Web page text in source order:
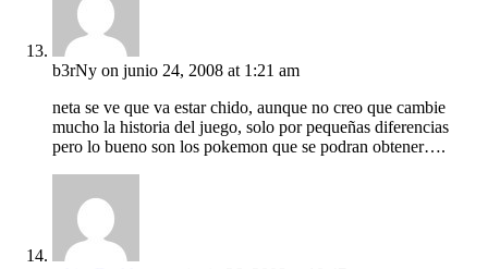
b3rNy on junio 24, 2008 at 1:21 am
neta se ve que va estar chido, aunque no creo que cambie
mucho la historia del juego, solo por pequeñas diferencias
pero lo bueno son los pokemon que se podran obtener….